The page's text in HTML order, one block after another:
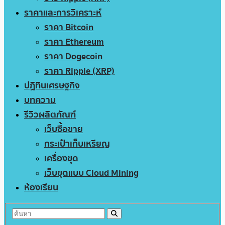
ราคาและการวิเคราะห์
ราคา Bitcoin
ราคา Ethereum
ราคา Dogecoin
ราคา Ripple (XRP)
ปฏิทินเศรษฐกิจ
บทความ
รีวิวผลิตภัณฑ์
เว็บซื้อขาย
กระเป๋าเก็บเหรียญ
เครื่องขุด
เว็บขุดแบบ Cloud Mining
ห้องเรียน